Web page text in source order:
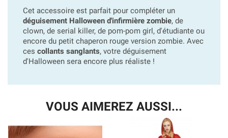
Cet accessoire est parfait pour compléter un
déguisement Halloween d'infirmière zombie, de
clown, de serial killer, de pom-pom girl, d'étudiante ou
encore du petit chaperon rouge version zombie. Avec
ces collants sanglants, votre déguisement
d'Halloween sera encore plus réaliste !
VOUS AIMEREZ AUSSI...